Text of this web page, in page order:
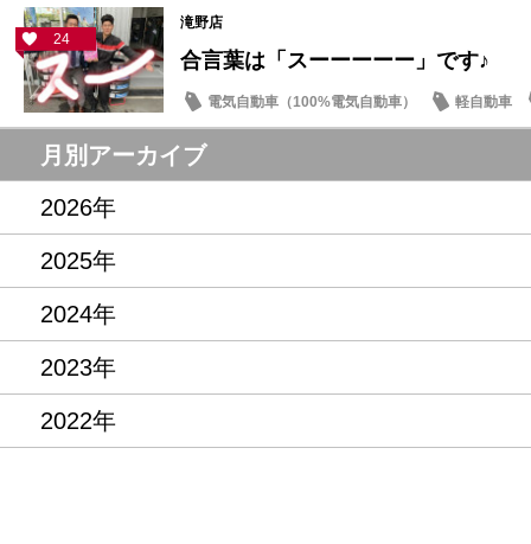
24
滝野店
合言葉は「スーーーーー」です♪
電気自動車（100%電気自動車）
軽自動車
サクラ
月別アーカイブ
2026年
2025年
2024年
2023年
2022年